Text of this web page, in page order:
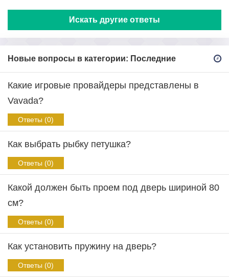
Искать другие ответы
Новые вопросы в категории: Последние
Какие игровые провайдеры представлены в
Vavada?
Ответы (0)
Как выбрать рыбку петушка?
Ответы (0)
Какой должен быть проем под дверь шириной 80
см?
Ответы (0)
Как установить пружину на дверь?
Ответы (0)